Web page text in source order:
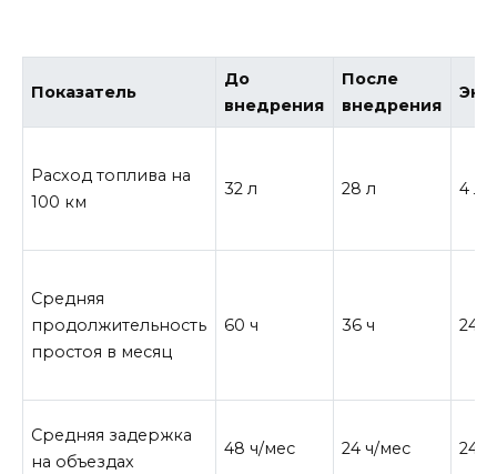
Показатель
До
внедрения
После
внедрения
Расход топлива на
100 км
32 л 28 л 4 л/
Средняя
продолжительность
простоя в месяц
60 ч 36 ч 24 ч
Средняя задержка
на объездах
48 ч/мес 24 ч/мес 24 ч